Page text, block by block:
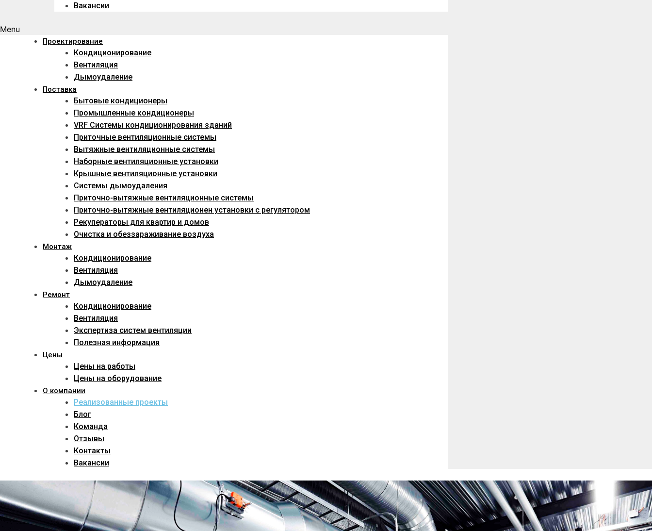
Вакансии
Menu
Проектирование
Кондиционирование
Вентиляция
Дымоудаление
Поставка
Бытовые кондиционеры
Промышленные кондиционеры
VRF Системы кондиционирования зданий
Приточные вентиляционные системы
Вытяжные вентиляционные системы
Наборные вентиляционные установки
Крышные вентиляционные установки
Системы дымоудаления
Приточно-вытяжные вентиляционные системы
Приточно-вытяжные вентиляционен установки с регулятором
Рекуператоры для квартир и домов
Очистка и обеззараживание воздуха
Монтаж
Кондиционирование
Вентиляция
Дымоудаление
Ремонт
Кондиционирование
Вентиляция
Экспертиза систем вентиляции
Полезная информация
Цены
Цены на работы
Цены на оборудование
О компании
Реализованные проекты
Блог
Команда
Отзывы
Контакты
Вакансии